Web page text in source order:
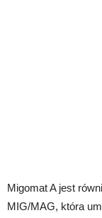
Migomat A jest
MIG/MAG, która